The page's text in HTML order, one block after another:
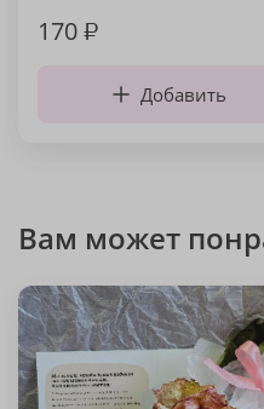
170₽
Добавить
Вам может